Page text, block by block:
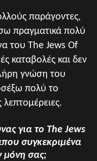
παράγοντες,
πραγματικά πολύ
του The Jews Of
καταβολές και δεν
γνώση του
πολύ το
λεπτομέρειες.
για το The Jews
συγκεκριμένα
μόνη σας;